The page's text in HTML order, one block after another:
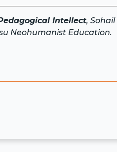
Intellect,
Neohumanist Education.